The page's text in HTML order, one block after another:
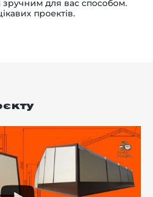
для вас способом.
проектів.